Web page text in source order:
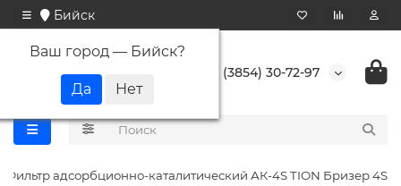
Бийск
Ваш город — Бийск?
+7 (3854) 30-72-97
Фильтр адсорбционно-каталитический АК-4S TION Бризер 4S